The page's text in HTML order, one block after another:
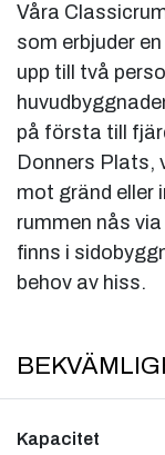
Våra
som erbjuder
upp till två
på första till
Donners Plats,
mot gränd eller
rummen nås
finns i
behov av hiss.
Kapacitet